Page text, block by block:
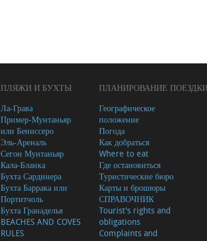
ПЛЯЖИ И БУХТЫ
Ла-Грава
Пример-Мунтаньяр
или Бениссеро
Эль-Ареналь
Сегон Мунтаньяр
Кала-Бланка
Бухта Сардинера
Бухта Баррака или
Портитчоль
Бухта Гранаделья
BEACHES AND COVES
RULES
ПЛАНИРОВАНИЕ
Географическое
положение
Погода
Как добраться
Where to eat
Где остановиться
Туристические бюро
Карты и брошюры
СПРАВОЧНИК
Tourist's rights and
obligations
Complaints and